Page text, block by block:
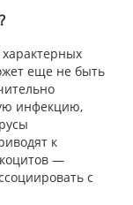
еще не быть
инфекцию,
к
—
с